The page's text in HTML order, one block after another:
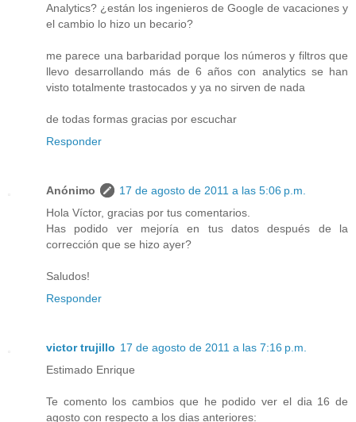
Analytics? ¿están los ingenieros de Google de vacaciones y
el cambio lo hizo un becario?
me parece una barbaridad porque los números y filtros que
llevo desarrollando más de 6 años con analytics se han
visto totalmente trastocados y ya no sirven de nada
de todas formas gracias por escuchar
Responder
Anónimo
17 de agosto de 2011 a las 5:06 p.m.
Hola Víctor, gracias por tus comentarios.
Has podido ver mejoría en tus datos después de la
corrección que se hizo ayer?
Saludos!
Responder
victor trujillo 17 de agosto de 2011 a las 7:16 p.m.
Estimado Enrique
Te comento los cambios que he podido ver el dia 16 de
agosto con respecto a los dias anteriores: